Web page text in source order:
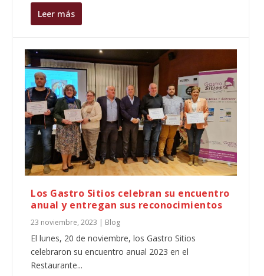
Leer más
Los Gastro Sitios celebran su encuentro
anual y entregan sus reconocimientos
23 noviembre, 2023 | Blog
El lunes, 20 de noviembre, los Gastro Sitios
celebraron su encuentro anual 2023 en el
Restaurante...